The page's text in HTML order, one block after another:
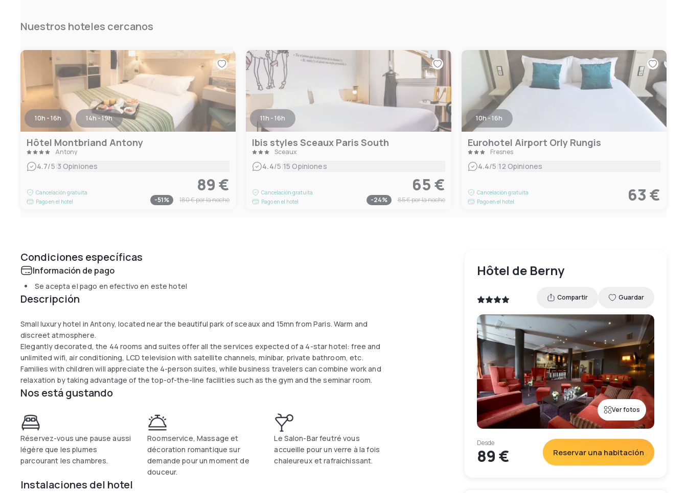
Nuestros hoteles cercanos
10h - 16h 14h - 19h
Hôtel Montbriand Antony
Antony
4.7/5|3 Opiniones
Cancelación gratuita
Pago en el hotel
89 €
-51% 180 €por la noche
11h - 16h
Ibis styles Sceaux Paris South
Sceaux
4.4/5|15 Opiniones
Cancelación gratuita
Pago en el hotel
65 €
-24% 85 €por la noche
10h - 16h
Eurohotel Airport Orly Rungis
Fresnes
4.4/5|12 Opiniones
Cancelación gratuita
Pago en el hotel
63 €
Condiciones específicas
Información de pago
Se acepta el pago en efectivo en este hotel
Descripción
Small luxury hotel in Antony, located near the beautiful park of sceaux and 15mn from Paris. Warm and
discreet atmosphere.
Elegantly decorated, the 44 rooms and suites offer all the services expected of a 4-star hotel: free and
unlimited wifi, air conditioning, LCD television with satellite channels, minibar, private bathroom, etc.
Families with children will appreciate the 4-person suites, while business travelers can combine work and
relaxation by taking advantage of the top-of-the-line facilities such as the gym and the seminar room.
Nos está gustando
Réservez-vous une pause aussi
légère que les plumes
parcourant les chambres.
Roomservice, Massage et
décoration romantique sur
demande pour un moment de
douceur.
Le Salon-Bar feutré vous
accueille pour un verre à la fois
chaleureux et rafraichissant.
Instalaciones del hotel
Hôtel de Berny
Compartir Guardar
Ver fotos
Desde
89 € Reservar una habitación